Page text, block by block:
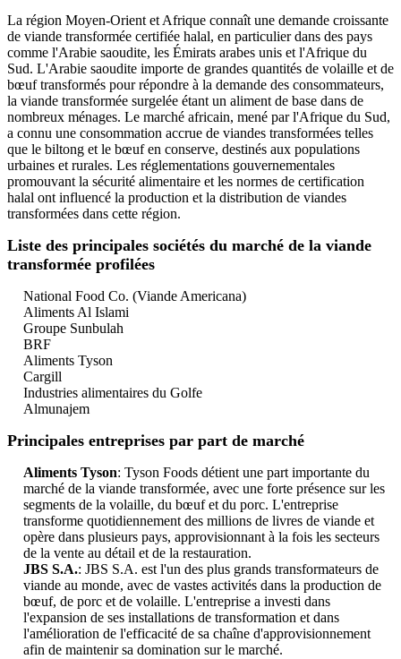
La région Moyen-Orient et Afrique connaît une demande croissante
de viande transformée certifiée halal, en particulier dans des pays
comme l'Arabie saoudite, les Émirats arabes unis et l'Afrique du
Sud. L'Arabie saoudite importe de grandes quantités de volaille et de
bœuf transformés pour répondre à la demande des consommateurs,
la viande transformée surgelée étant un aliment de base dans de
nombreux ménages. Le marché africain, mené par l'Afrique du Sud,
a connu une consommation accrue de viandes transformées telles
que le biltong et le bœuf en conserve, destinés aux populations
urbaines et rurales. Les réglementations gouvernementales
promouvant la sécurité alimentaire et les normes de certification
halal ont influencé la production et la distribution de viandes
transformées dans cette région.
Liste des principales sociétés du marché de la viande
transformée profilées
National Food Co. (Viande Americana)
Aliments Al Islami
Groupe Sunbulah
BRF
Aliments Tyson
Cargill
Industries alimentaires du Golfe
Almunajem
Principales entreprises par part de marché
Aliments Tyson: Tyson Foods détient une part importante du
marché de la viande transformée, avec une forte présence sur les
segments de la volaille, du bœuf et du porc. L'entreprise
transforme quotidiennement des millions de livres de viande et
opère dans plusieurs pays, approvisionnant à la fois les secteurs
de la vente au détail et de la restauration.
JBS S.A.: JBS S.A. est l'un des plus grands transformateurs de
viande au monde, avec de vastes activités dans la production de
bœuf, de porc et de volaille. L'entreprise a investi dans
l'expansion de ses installations de transformation et dans
l'amélioration de l'efficacité de sa chaîne d'approvisionnement
afin de maintenir sa domination sur le marché.